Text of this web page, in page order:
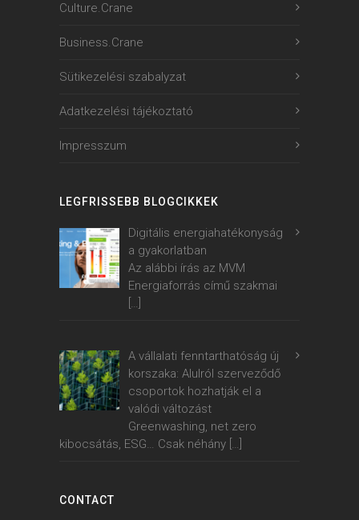
Culture.Crane
Business.Crane
Sütikezelési szabalyzat
Adatkezelési tájékoztató
Impresszum
LEGFRISSEBB BLOGCIKKEK
Digitális energiahatékonyság
a gyakorlatban
Az alábbi írás az MVM
Energiaforrás című szakmai
[…]
A vállalati fenntarthatóság új
korszaka: Alulról szerveződő
csoportok hozhatják el a
valódi változást
Greenwashing, net zero
kibocsátás, ESG… Csak néhány […]
CONTACT